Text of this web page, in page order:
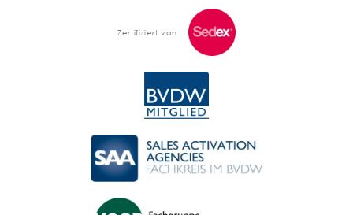
Zertifiziert von